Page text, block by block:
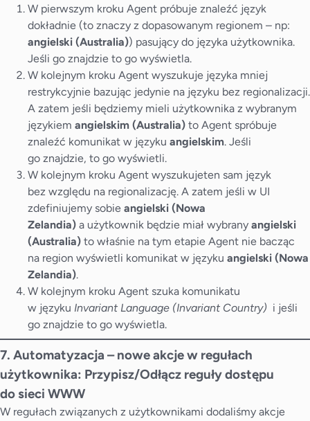
W pierwszym kroku Agent próbuje znaleźć język
dokładnie (to znaczy z dopasowanym regionem – np:
angielski (Australia)) pasujący do języka użytkownika.
Jeśli go znajdzie to go wyświetla.
W kolejnym kroku Agent wyszukuje języka mniej
restrykcyjnie bazując jedynie na języku bez regionalizacji.
A zatem jeśli będziemy mieli użytkownika z wybranym
językiem angielskim (Australia) to Agent spróbuje
znaleźć komunikat w języku angielskim. Jeśli
go znajdzie, to go wyświetli.
W kolejnym kroku Agent wyszukujeten sam język
bez względu na regionalizację. A zatem jeśli w UI
zdefiniujemy sobie angielski (Nowa
Zelandia) a użytkownik będzie miał wybrany angielski
(Australia) to właśnie na tym etapie Agent nie bacząc
na region wyświetli komunikat w języku angielski (Nowa
Zelandia).
W kolejnym kroku Agent szuka komunikatu
w języku Invariant Language (Invariant Country) i jeśli
go znajdzie to go wyświetla.
7. Automatyzacja – nowe akcje w regułach
użytkownika: Przypisz/Odłącz reguły dostępu
do sieci WWW
W regułach związanych z użytkownikami dodaliśmy akcje